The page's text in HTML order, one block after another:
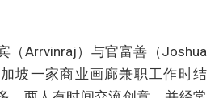
（Arrvinraj）与官富善（Joshua
坡一家商业画廊兼职工作时结